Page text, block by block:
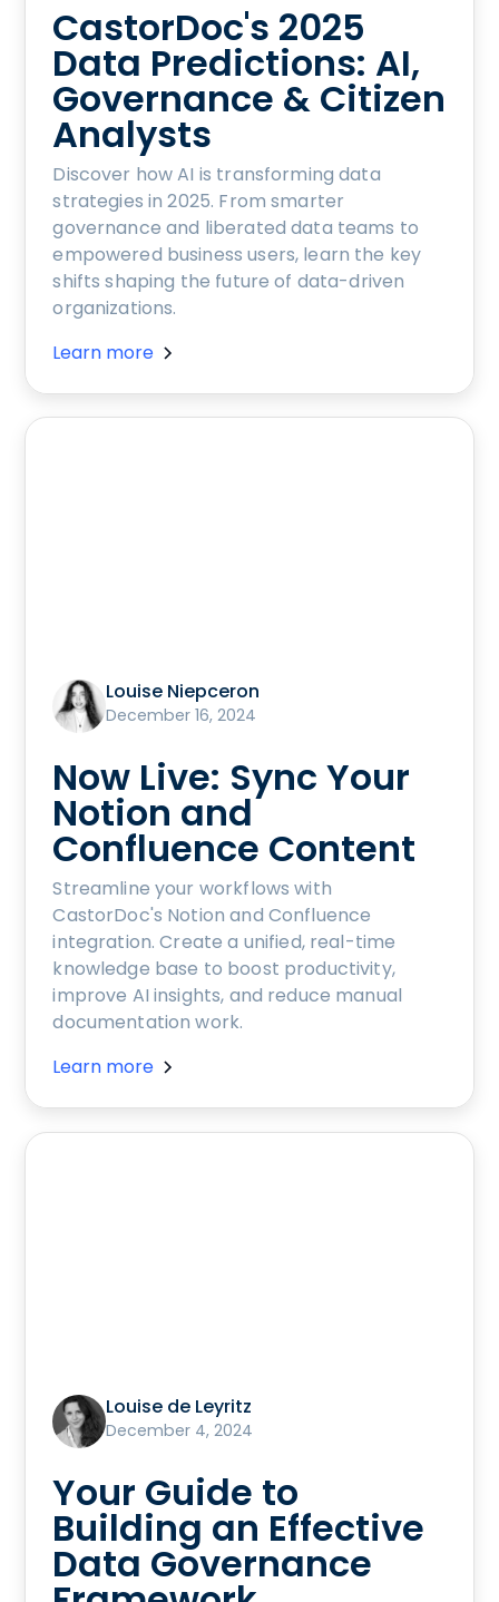
CastorDoc's 2025
Data Predictions: AI,
Governance & Citizen
Analysts
Discover how AI is transforming data
strategies in 2025. From smarter
governance and liberated data teams to
empowered business users, learn the key
shifts shaping the future of data-driven
organizations.
Learn more
Louise Niepceron
December 16, 2024
Now Live: Sync Your
Notion and
Confluence Content
Streamline your workflows with
CastorDoc's Notion and Confluence
integration. Create a unified, real-time
knowledge base to boost productivity,
improve AI insights, and reduce manual
documentation work.
Learn more
Louise de Leyritz
December 4, 2024
Your Guide to
Building an Effective
Data Governance